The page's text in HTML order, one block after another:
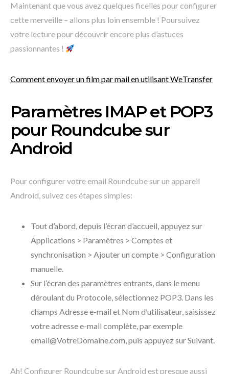
Maintenant que vous avez quelques ficelles pour configurer
cette merveille – allons plus loin ensemble ! Poursuivez
votre lecture pour découvrir encore plus d’astuces
passionnantes !
Comment envoyer un film par mail en utilisant WeTransfer
Paramètres IMAP et POP3
pour Roundcube sur
Android
Pour configurer votre email Roundcube sur un appareil
Android, suivez ces étapes simples:
Tout d’abord, depuis l’écran d’accueil, appuyez sur
Applications > Paramètres > Comptes et
synchronisation > Ajouter un compte > Configuration
manuelle.
Sur l’écran des paramètres entrants, dans le menu
déroulant du Protocole, sélectionnez POP3. Dans les
champs Adresse e-mail et Nom d’utilisateur, saisissez
votre adresse e-mail complète, par exemple
email@VotreDomaine.com, puis appuyez sur Suivant.
Ah! Configurer Roundcube sur Android est presque aussi